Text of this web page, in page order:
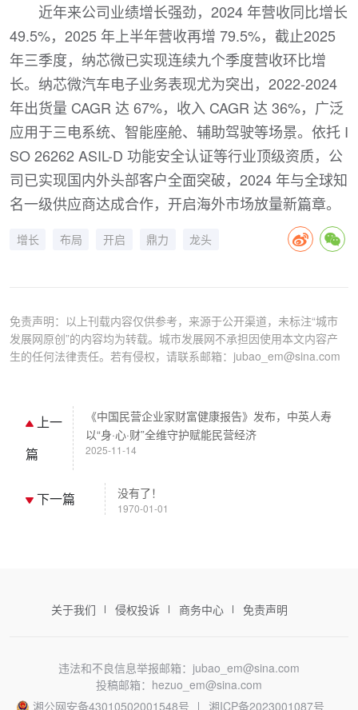
近年来公司业绩增长强劲，2024 年营收同比增长
49.5%，2025 年上半年营收再增 79.5%，截止2025
年三季度，纳芯微已实现连续九个季度营收环比增
长。纳芯微汽车电子业务表现尤为突出，2022-2024
年出货量 CAGR 达 67%，收入 CAGR 达 36%，广泛
应用于三电系统、智能座舱、辅助驾驶等场景。依托 I
SO 26262 ASIL-D 功能安全认证等行业顶级资质，公
司已实现国内外头部客户全面突破，2024 年与全球知
名一级供应商达成合作，开启海外市场放量新篇章。
增长 布局 开启 鼎力 龙头
免责声明：以上刊载内容仅供参考，来源于公开渠道，未标注“城市
发展网原创”的内容均为转载。城市发展网不承担因使用本文内容产
生的任何法律责任。若有侵权，请联系邮箱：jubao_em@sina.com
上一
篇
《中国民营企业家财富健康报告》发布，中英人寿
以“身·心·财”全维守护赋能民营经济
2025-11-14
下一篇 没有了！
1970-01-01
关于我们 侵权投诉 商务中心 免责声明
违法和不良信息举报邮箱：jubao_em@sina.com
投稿邮箱：hezuo_em@sina.com
湘公网安备43010502001548号
湘ICP备2023001087号